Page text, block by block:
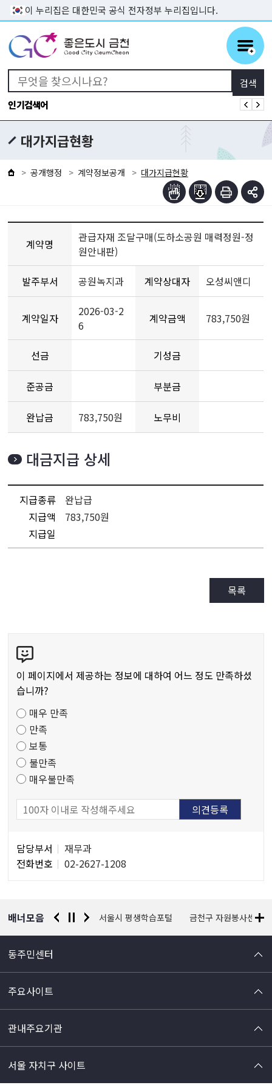
본문 바로가기
이 누리집은 대한민국 공식 전자정부 누리집입니다.
인기검색어
대가지급현황
공개행정 계약정보공개 대가지급현황
계약명
관급자재 조달구매(도하소공원 매력정원-정
원안내판)
발주부서 공원녹지과 계약상대자 오성씨앤디
계약일자
2026-03-2
6
계약금액 783,750원
선금 기성금
준공금 부분금
완납금 783,750원 노무비
대금지급 상세
지급종류
완납급
지급액
783,750원
지급일
목록
텐
츠
만
도
조
사
이 페이지에서 제공하는 정보에 대하여 어느 정도 만족하셨
습니까?
매우 만족
만족
보통
불만족
매우불만족
당
자
담당부서
재무과
전화번호
02-2627-1208
배너모음
찰청 유실물 통합포털 서울시 평생학습포털 금천구 자원봉사센터
동주민센터
주요사이트
관내주요기관
서울 자치구 사이트